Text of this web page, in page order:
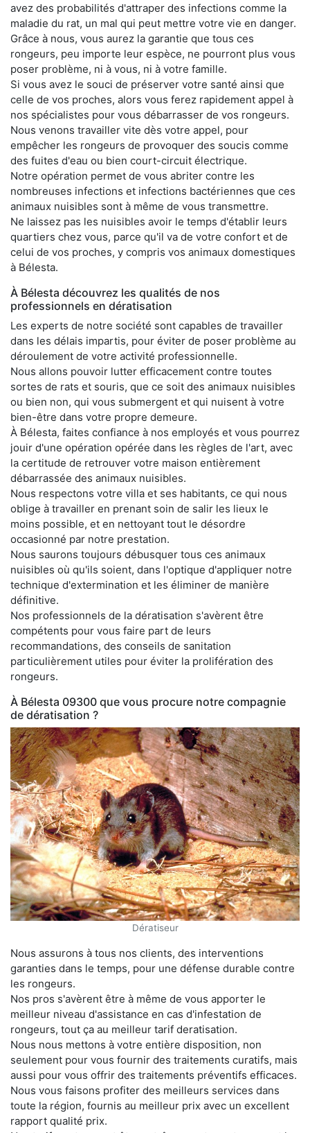
avez des probabilités d'attraper des infections comme la
maladie du rat, un mal qui peut mettre votre vie en danger.
Grâce à nous, vous aurez la garantie que tous ces
rongeurs, peu importe leur espèce, ne pourront plus vous
poser problème, ni à vous, ni à votre famille.
Si vous avez le souci de préserver votre santé ainsi que
celle de vos proches, alors vous ferez rapidement appel à
nos spécialistes pour vous débarrasser de vos rongeurs.
Nous venons travailler vite dès votre appel, pour
empêcher les rongeurs de provoquer des soucis comme
des fuites d'eau ou bien court-circuit électrique.
Notre opération permet de vous abriter contre les
nombreuses infections et infections bactériennes que ces
animaux nuisibles sont à même de vous transmettre.
Ne laissez pas les nuisibles avoir le temps d'établir leurs
quartiers chez vous, parce qu'il va de votre confort et de
celui de vos proches, y compris vos animaux domestiques
à Bélesta.
À Bélesta découvrez les qualités de nos
professionnels en dératisation
Les experts de notre société sont capables de travailler
dans les délais impartis, pour éviter de poser problème au
déroulement de votre activité professionnelle.
Nous allons pouvoir lutter efficacement contre toutes
sortes de rats et souris, que ce soit des animaux nuisibles
ou bien non, qui vous submergent et qui nuisent à votre
bien-être dans votre propre demeure.
À Bélesta, faites confiance à nos employés et vous pourrez
jouir d'une opération opérée dans les règles de l'art, avec
la certitude de retrouver votre maison entièrement
débarrassée des animaux nuisibles.
Nous respectons votre villa et ses habitants, ce qui nous
oblige à travailler en prenant soin de salir les lieux le
moins possible, et en nettoyant tout le désordre
occasionné par notre prestation.
Nous saurons toujours débusquer tous ces animaux
nuisibles où qu'ils soient, dans l'optique d'appliquer notre
technique d'extermination et les éliminer de manière
définitive.
Nos professionnels de la dératisation s'avèrent être
compétents pour vous faire part de leurs
recommandations, des conseils de sanitation
particulièrement utiles pour éviter la prolifération des
rongeurs.
À Bélesta 09300 que vous procure notre compagnie
de dératisation ?
Dératiseur
Nous assurons à tous nos clients, des interventions
garanties dans le temps, pour une défense durable contre
les rongeurs.
Nos pros s'avèrent être à même de vous apporter le
meilleur niveau d'assistance en cas d'infestation de
rongeurs, tout ça au meilleur tarif deratisation.
Nous nous mettons à votre entière disposition, non
seulement pour vous fournir des traitements curatifs, mais
aussi pour vous offrir des traitements préventifs efficaces.
Nous vous faisons profiter des meilleurs services dans
toute la région, fournis au meilleur prix avec un excellent
rapport qualité prix.